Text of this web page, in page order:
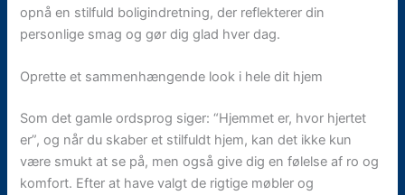
opnå en stilfuld boligindretning, der reflekterer din
personlige smag og gør dig glad hver dag.
Oprette et sammenhængende look i hele dit hjem
Som det gamle ordsprog siger: “Hjemmet er, hvor hjertet
er”, og når du skaber et stilfuldt hjem, kan det ikke kun
være smukt at se på, men også give dig en følelse af ro og
komfort. Efter at have valgt de rigtige møbler og